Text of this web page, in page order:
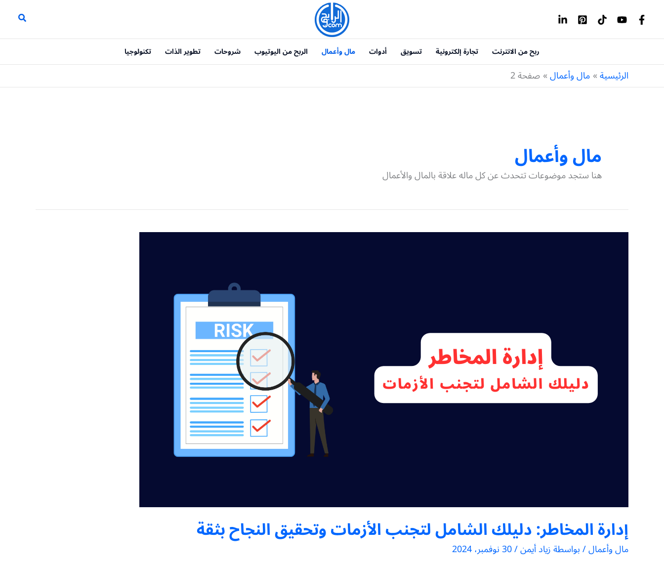
المحتوى
ربح من الانترنت تجارة إلكترونية تسويق أدوات مال وأعمال الربح من اليوتيوب شروحات تطوير الذات تكنولوجيا
الرئيسية مال وأعمال صفحة 2
مال وأعمال
هنا ستجد موضوعات تتحدث عن كل ماله علاقة بالمال والأعمال
إدارة المخاطر: دليلك الشامل لتجنب الأزمات وتحقيق النجاح بثقة
مال وأعمال/ بواسطةزياد أيمن/30 نوفمبر، 2024